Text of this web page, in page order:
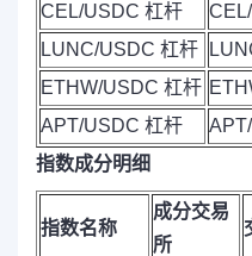
CEL/USDC 杠杆
LUNC/USDC 杠杆
ETHW/USDC 杠杆
APT/USDC 杠杆
指数成分明细
指数名称
成分交易
所